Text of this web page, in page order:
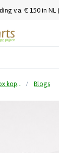
v.a. € 150 in
Koelbox kopen? Ontdek de beste koelboxen voor vakantie, camping en onderweg bij VenderParts Blogs